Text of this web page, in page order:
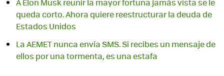
queda corto. Ahora quiere reestructurar la deuda de
Estados Unidos
La AEMET nunca envía SMS. Si recibes un mensaje de
ellos por una tormenta, es una estafa